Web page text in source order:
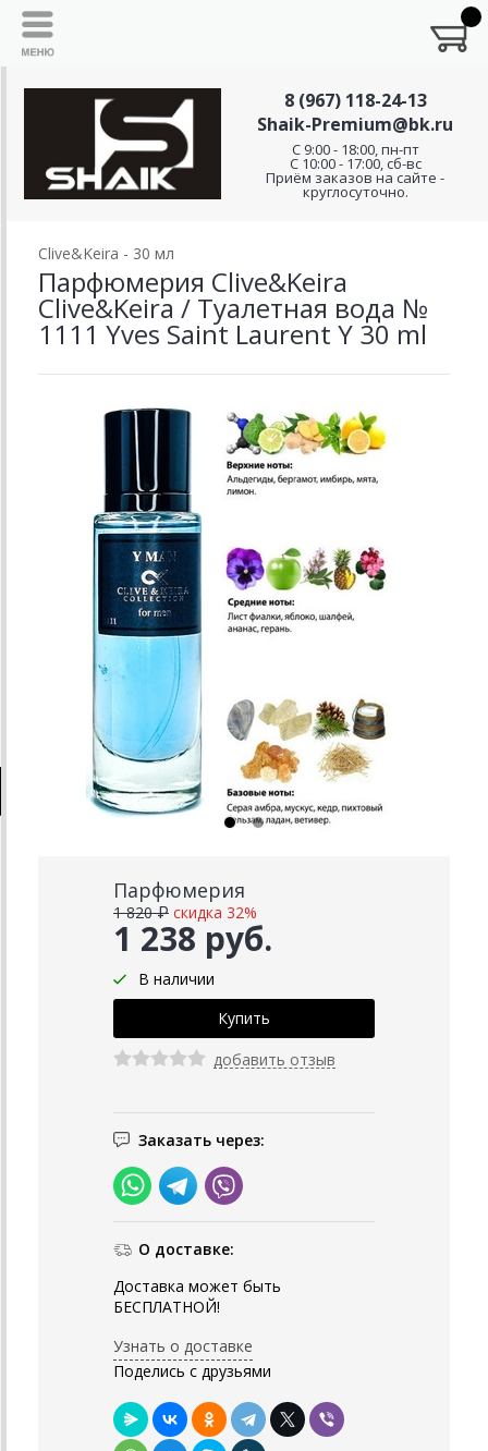
8 (967) 118-24-13
Shaik-Premium@bk.ru
C 9:00 - 18:00, пн-пт
С 10:00 - 17:00, сб-вс
Приём заказов на сайте -
круглосуточно.
Clive&Keira - 30 мл
Парфюмерия Clive&Keira
Clive&Keira / Туалетная вода №
1111 Yves Saint Laurent Y 30 ml
Парфюмерия
1 238 руб.
1 820 ₽ скидка 32%
В наличии
добавить отзыв
Заказать через:
О доставке:
Доставка может быть
БЕСПЛАТНОЙ!
Узнать о доставке
Поделись с друзьями